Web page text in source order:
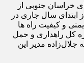
خراسان جنوبی از
از ابتدای سال جاری در
و کیفیت راه ها
کل راهداری و حمل
جلال‌زاده مدیر این